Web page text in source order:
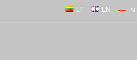
LT EN